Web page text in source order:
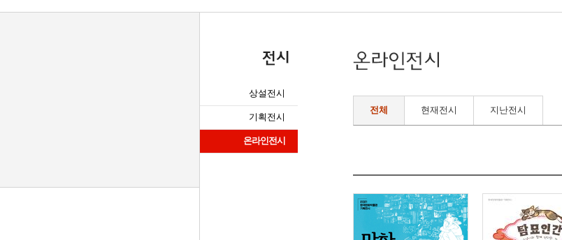
상설전시
기획전시
온라인전시
전체 현재전시 지난전시